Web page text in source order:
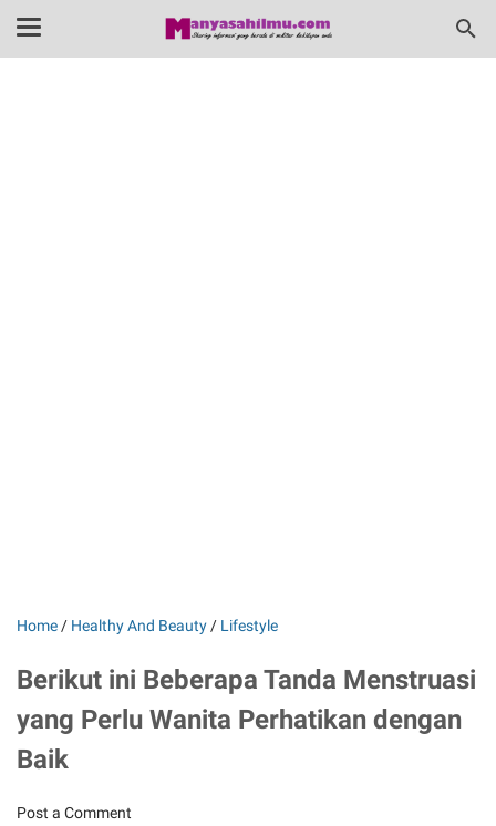
Home / Healthy And Beauty / Lifestyle
Berikut ini Beberapa Tanda Menstruasi
yang Perlu Wanita Perhatikan dengan
Baik
Post a Comment